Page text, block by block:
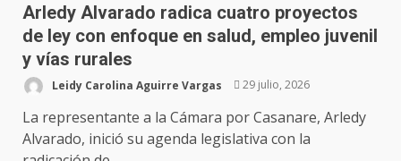
Arledy Alvarado radica cuatro proyectos
de ley con enfoque en salud, empleo juvenil
y vías rurales
Leidy Carolina Aguirre Vargas 29 julio, 2026
La representante a la Cámara por Casanare, Arledy
Alvarado, inició su agenda legislativa con la